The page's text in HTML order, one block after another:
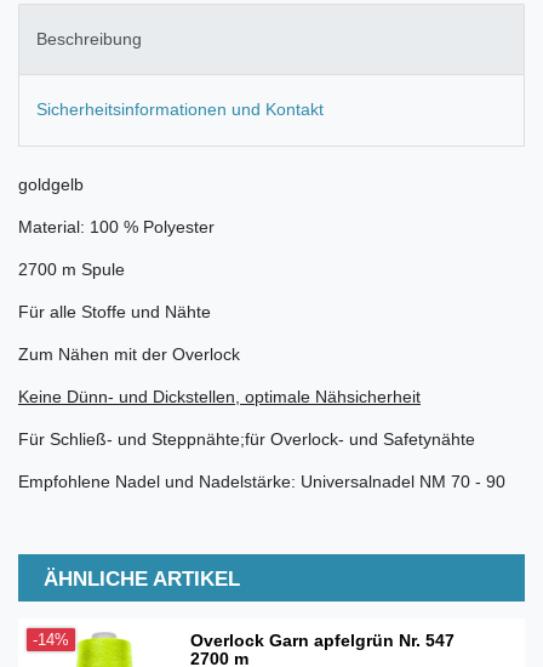
Beschreibung
Sicherheitsinformationen und Kontakt
goldgelb
Material: 100 % Polyester
2700 m Spule
Für alle Stoffe und Nähte
Zum Nähen mit der Overlock
Keine Dünn- und Dickstellen, optimale Nähsicherheit
Für Schließ- und Steppnähte;für Overlock- und Safetynähte
Empfohlene Nadel und Nadelstärke: Universalnadel NM 70 - 90
ÄHNLICHE ARTIKEL
-14%
Overlock Garn apfelgrün Nr. 547
2700 m